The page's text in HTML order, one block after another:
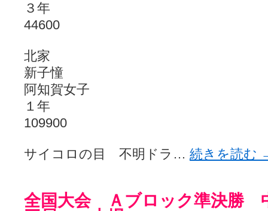
３年
44600
北家
新子憧
阿知賀女子
１年
109900
サイコロの目 不明ドラ… 続きを読む
全国大会 Ａブロック準決